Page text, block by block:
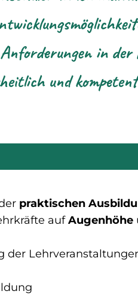
Anforderungen in
und
praktischen
aufAugenhöhe
der